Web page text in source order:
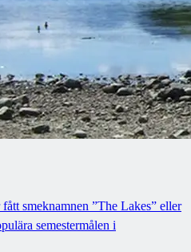
smeknamnen ”The Lakes” eller
semestermålen i